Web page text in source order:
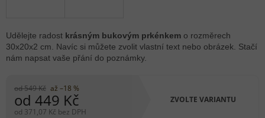
od 549 Kč až –18 %
od 449 Kč
od 371,07 Kč bez DPH
ZVOLTE VARIANTU
Udělejte radost krásným bukovým prkénkem o rozměrech
30x20x2 cm. Navíc si můžete zvolit vlastní text nebo obrázek. Stačí
nám napsat vaše přání do poznámky.